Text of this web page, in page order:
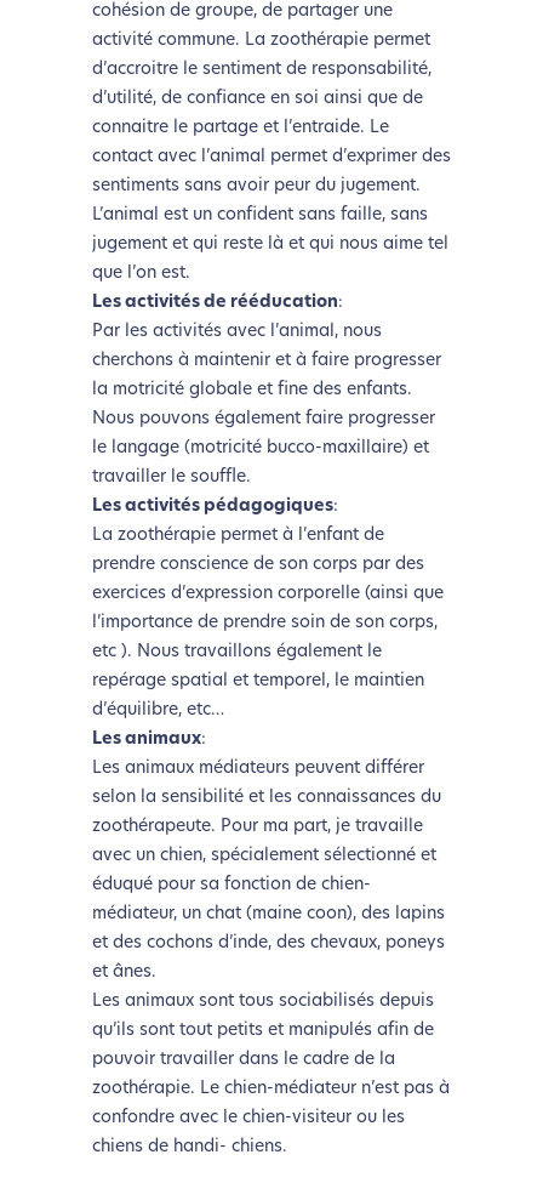
cohésion de groupe, de partager une
activité commune. La zoothérapie permet
d’accroitre le sentiment de responsabilité,
d’utilité, de confiance en soi ainsi que de
connaitre le partage et l’entraide. Le
contact avec l’animal permet d’exprimer des
sentiments sans avoir peur du jugement.
L’animal est un confident sans faille, sans
jugement et qui reste là et qui nous aime tel
que l’on est.
Les activités de rééducation:
Par les activités avec l’animal, nous
cherchons à maintenir et à faire progresser
la motricité globale et fine des enfants.
Nous pouvons également faire progresser
le langage (motricité bucco-maxillaire) et
travailler le souffle.
Les activités pédagogiques:
La zoothérapie permet à l’enfant de
prendre conscience de son corps par des
exercices d’expression corporelle (ainsi que
l’importance de prendre soin de son corps,
etc ). Nous travaillons également le
repérage spatial et temporel, le maintien
d’équilibre, etc…
Les animaux:
Les animaux médiateurs peuvent différer
selon la sensibilité et les connaissances du
zoothérapeute. Pour ma part, je travaille
avec un chien, spécialement sélectionné et
éduqué pour sa fonction de chien-
médiateur, un chat (maine coon), des lapins
et des cochons d’inde, des chevaux, poneys
et ânes.
Les animaux sont tous sociabilisés depuis
qu’ils sont tout petits et manipulés afin de
pouvoir travailler dans le cadre de la
zoothérapie. Le chien-médiateur n’est pas à
confondre avec le chien-visiteur ou les
chiens de handi- chiens.